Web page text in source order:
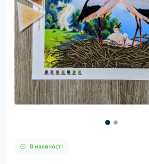
В наявності